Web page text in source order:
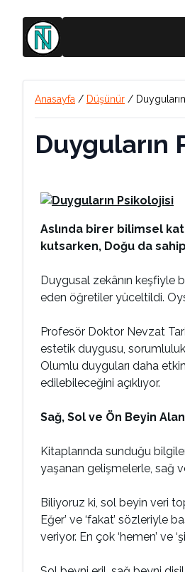
Anasayfa / Düşünür /
Duyguların
Aslında birer bilimsel
kutsarken, Doğu da
Duygusal zekânın keşfiyle
eden öğretiler yüceltildi.
Profesör Doktor Nevzat
estetik duygusu,
Olumlu duyguları daha
edilebileceğini açıklıyor.
Sağ, Sol ve Ön Beyin
Kitaplarında sunduğu
yaşanan gelişmelerle, sağ
Biliyoruz ki, sol beyin veri
Eğer’ ve ‘fakat’ sözleriyle
veriyor. En çok ‘hemen’ ve